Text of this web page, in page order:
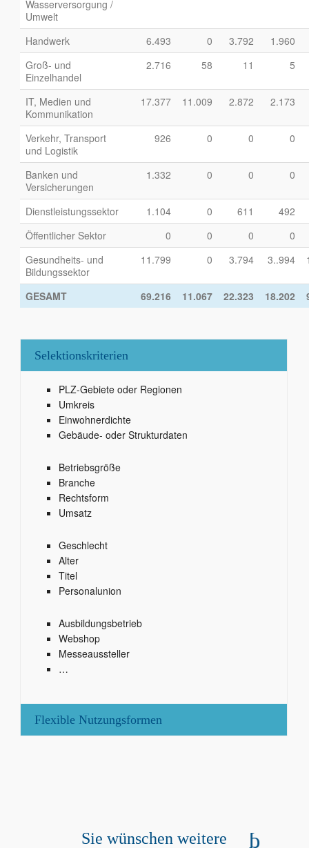
GESAMT 69.216 11.067 22.323 18.202
Wasserversorgung /
Umwelt
Handwerk 6.493 0 3.792
1.960
Groß- und
Einzelhandel
2.716 58 11 5
IT, Medien und
Kommunikation
17.377 11.009 2.872 2.173
Verkehr, Transport
und Logistik
926 0 0 0
Banken und
Versicherungen
1.332 0 0 0
Dienstleistungssektor 1.104 0 611
492
Öffentlicher Sektor
0 0 0
0
Gesundheits- und
Bildungssektor
11.799 0 3.794 3..994
Selektionskriterien
PLZ-Gebiete oder Regionen
Umkreis
Einwohnerdichte
Gebäude- oder Strukturdaten
Betriebsgröße
Branche
Rechtsform
Umsatz
Geschlecht
Alter
Titel
Personalunion
Ausbildungsbetrieb
Webshop
Messeaussteller
…
Flexible Nutzungsformen
Sie wünschen weitere
0511 / 606 77 77 0